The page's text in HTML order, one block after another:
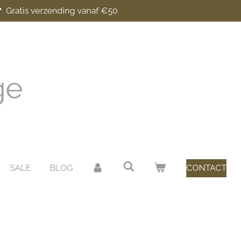
Gratis verzending vanaf €50
SALE BLOG CONTACT